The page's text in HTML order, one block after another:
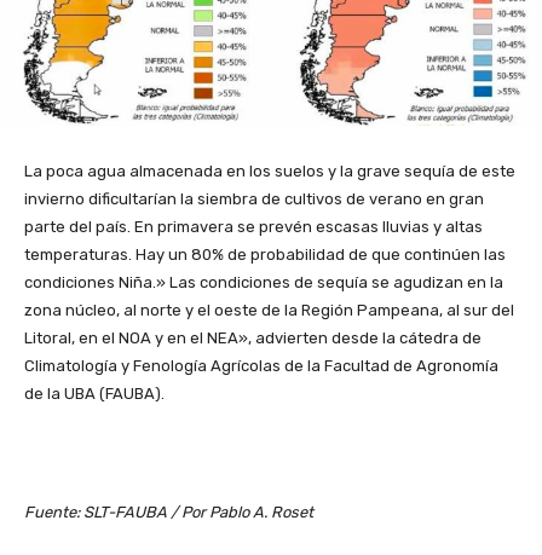
La poca agua almacenada en los suelos y la grave sequía de este
invierno dificultarían la siembra de cultivos de verano en gran
parte del país. En primavera se prevén escasas lluvias y altas
temperaturas. Hay un 80% de probabilidad de que continúen las
condiciones Niña.» Las condiciones de sequía se agudizan en la
zona núcleo, al norte y el oeste de la Región Pampeana, al sur del
Litoral, en el NOA y en el NEA», advierten desde la cátedra de
Climatología y Fenología Agrícolas de la Facultad de Agronomía
de la UBA (FAUBA).
Fuente: SLT-FAUBA / Por Pablo A. Roset